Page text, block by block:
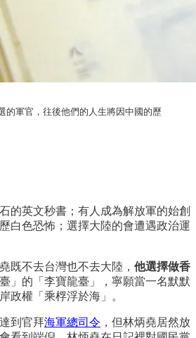
的軍官，往後他們的人生將因中國的歷
的英文秒書；有人成為解放軍的始創
白色恐怖；選擇大陸的會遭遇政治運
既不去台灣也不去大陸， 他選擇做香
」的「李寶龍臺」，寧願當一名默默
政權「乘桴浮於海」。
到官拜海軍總司令 ，但林炳堯居然放